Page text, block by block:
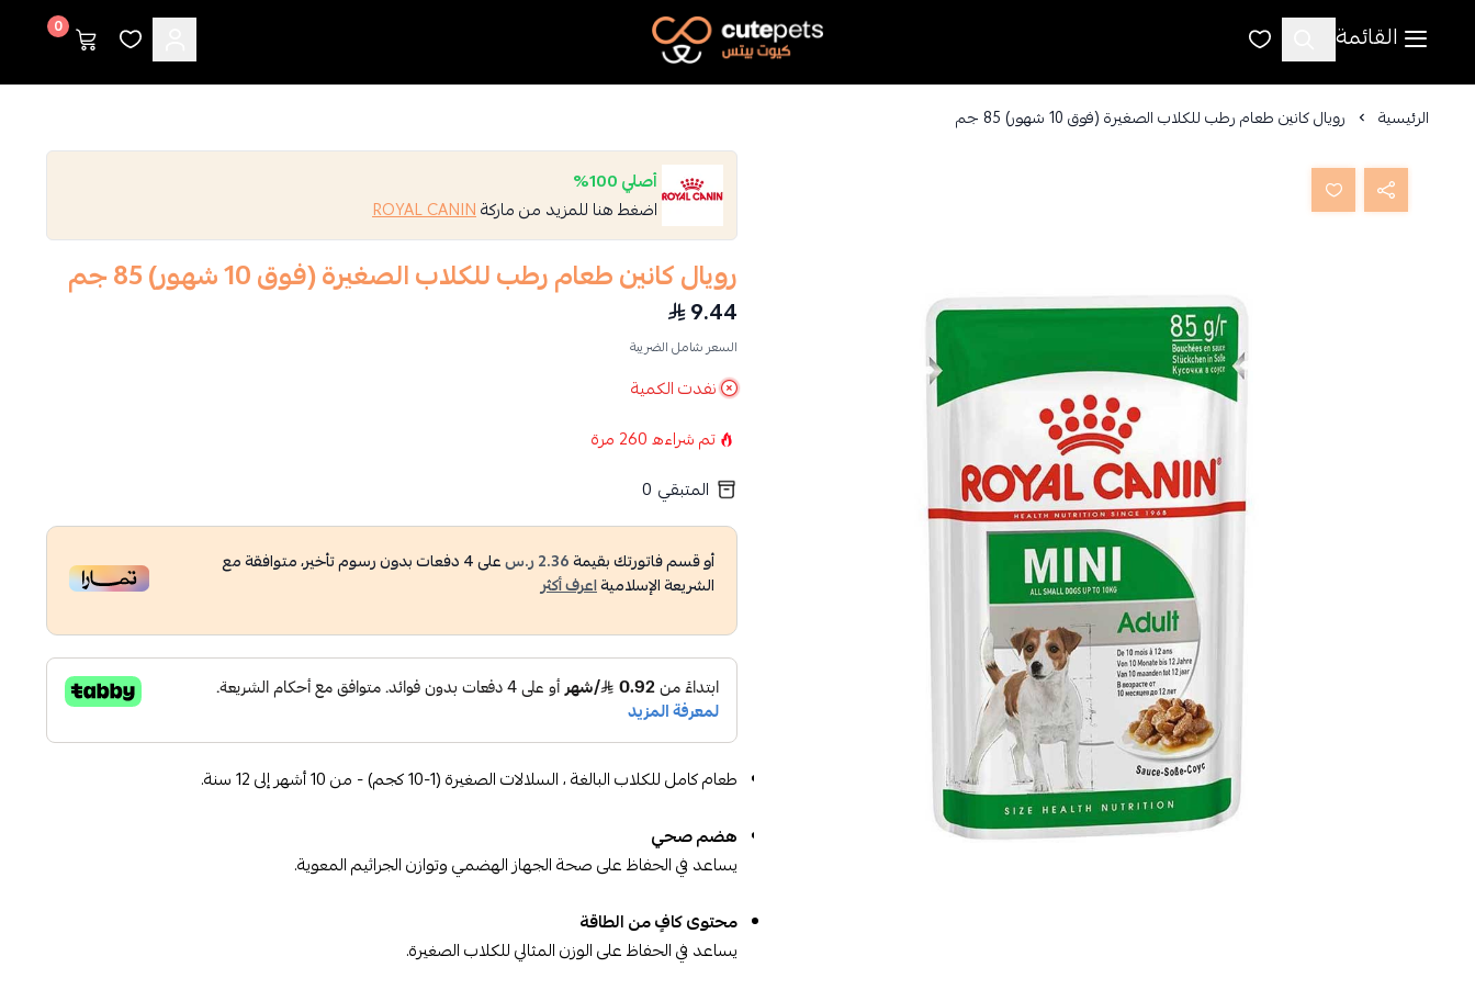
القائمة Cutepets
0
الرئيسية رويال كانين طعام رطب للكلاب الصغيرة (فوق 10 شهور) 85 جم
أصلي 100%
اضغط هنا للمزيد من ماركةROYAL CANIN
رويال كانين طعام رطب للكلاب الصغيرة (فوق 10 شهور) 85 جم
9.44
السعر شامل الضريبة
نفدت الكمية
تم شراءه260 مرة
المتبقي 0
أو قسم فاتورتك بقيمة2.36 ر.س على4دفعات بدون رسوم تأخير، متوافقة مع
الشريعة الإسلاميةاعرف أكثر
طعام كامل للكلاب البالغة ، السلالات الصغيرة (1-10 كجم) - من 10 أشهر إلى 12 سنة.
هضم صحي
يساعد في الحفاظ على صحة الجهاز الهضمي وتوازن الجراثيم المعوية.
محتوى كافٍ من الطاقة
يساعد في الحفاظ على الوزن المثالي للكلاب الصغيرة.